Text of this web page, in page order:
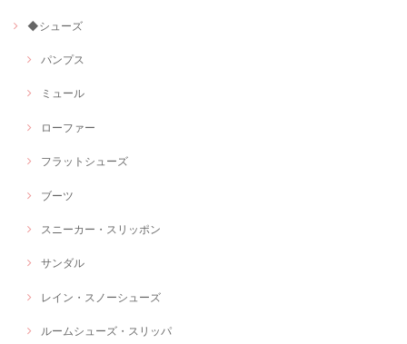
◆シューズ
パンプス
ミュール
ローファー
フラットシューズ
ブーツ
スニーカー・スリッポン
サンダル
レイン・スノーシューズ
ルームシューズ・スリッパ